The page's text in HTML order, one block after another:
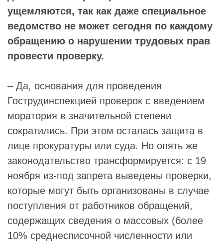
ущемляются, так как даже специальное
ведомство не может сегодня по каждому
обращению о нарушении трудовых прав
провести проверку.
– Да, основания для проведения
Гострудинспекцией проверок с введением
моратория в значительной степени
сократились. При этом осталась защита в
лице прокуратуры или суда. Но опять же
законодательство трансформируется: с 19
ноября из-под запрета выведены проверки,
которые могут быть организованы в случае
поступления от работников обращений,
содержащих сведения о массовых (более
10% среднесписочной численности или